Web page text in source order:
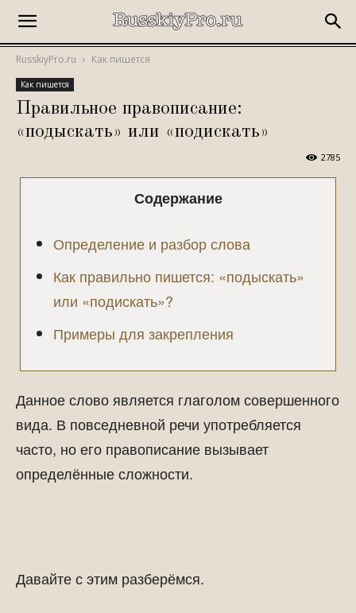
RusskiyPro.ru Как пишется
Как пишется
Правильное правописание:
«подыскать» или «подискать»
2785
Содержание
Определение и разбор слова
Как правильно пишется: «подыскать»
или «подискать»?
Примеры для закрепления
Данное слово является глаголом совершенного
вида. В повседневной речи употребляется
часто, но его правописание вызывает
определённые сложности.
Давайте с этим разберёмся.